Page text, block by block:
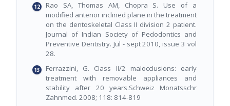
Rao SA, Thomas AM, Chopra S. Use of a
modified anterior inclined plane in the treatment
on the dentoskeletal Class II division 2 patient.
Journal of Indian Society of Pedodontics and
Preventive Dentistry. Jul - sept 2010, issue 3 vol
28.
Ferrazzini, G. Class II/2 malocclusions: early
treatment with removable appliances and
stability after 20 years.Schweiz Monatsschr
Zahnmed. 2008; 118: 814-819